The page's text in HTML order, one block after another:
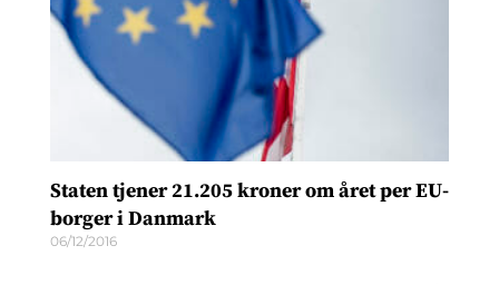
Staten tjener 21.205 kroner om året per EU-
borger i Danmark
06/12/2016